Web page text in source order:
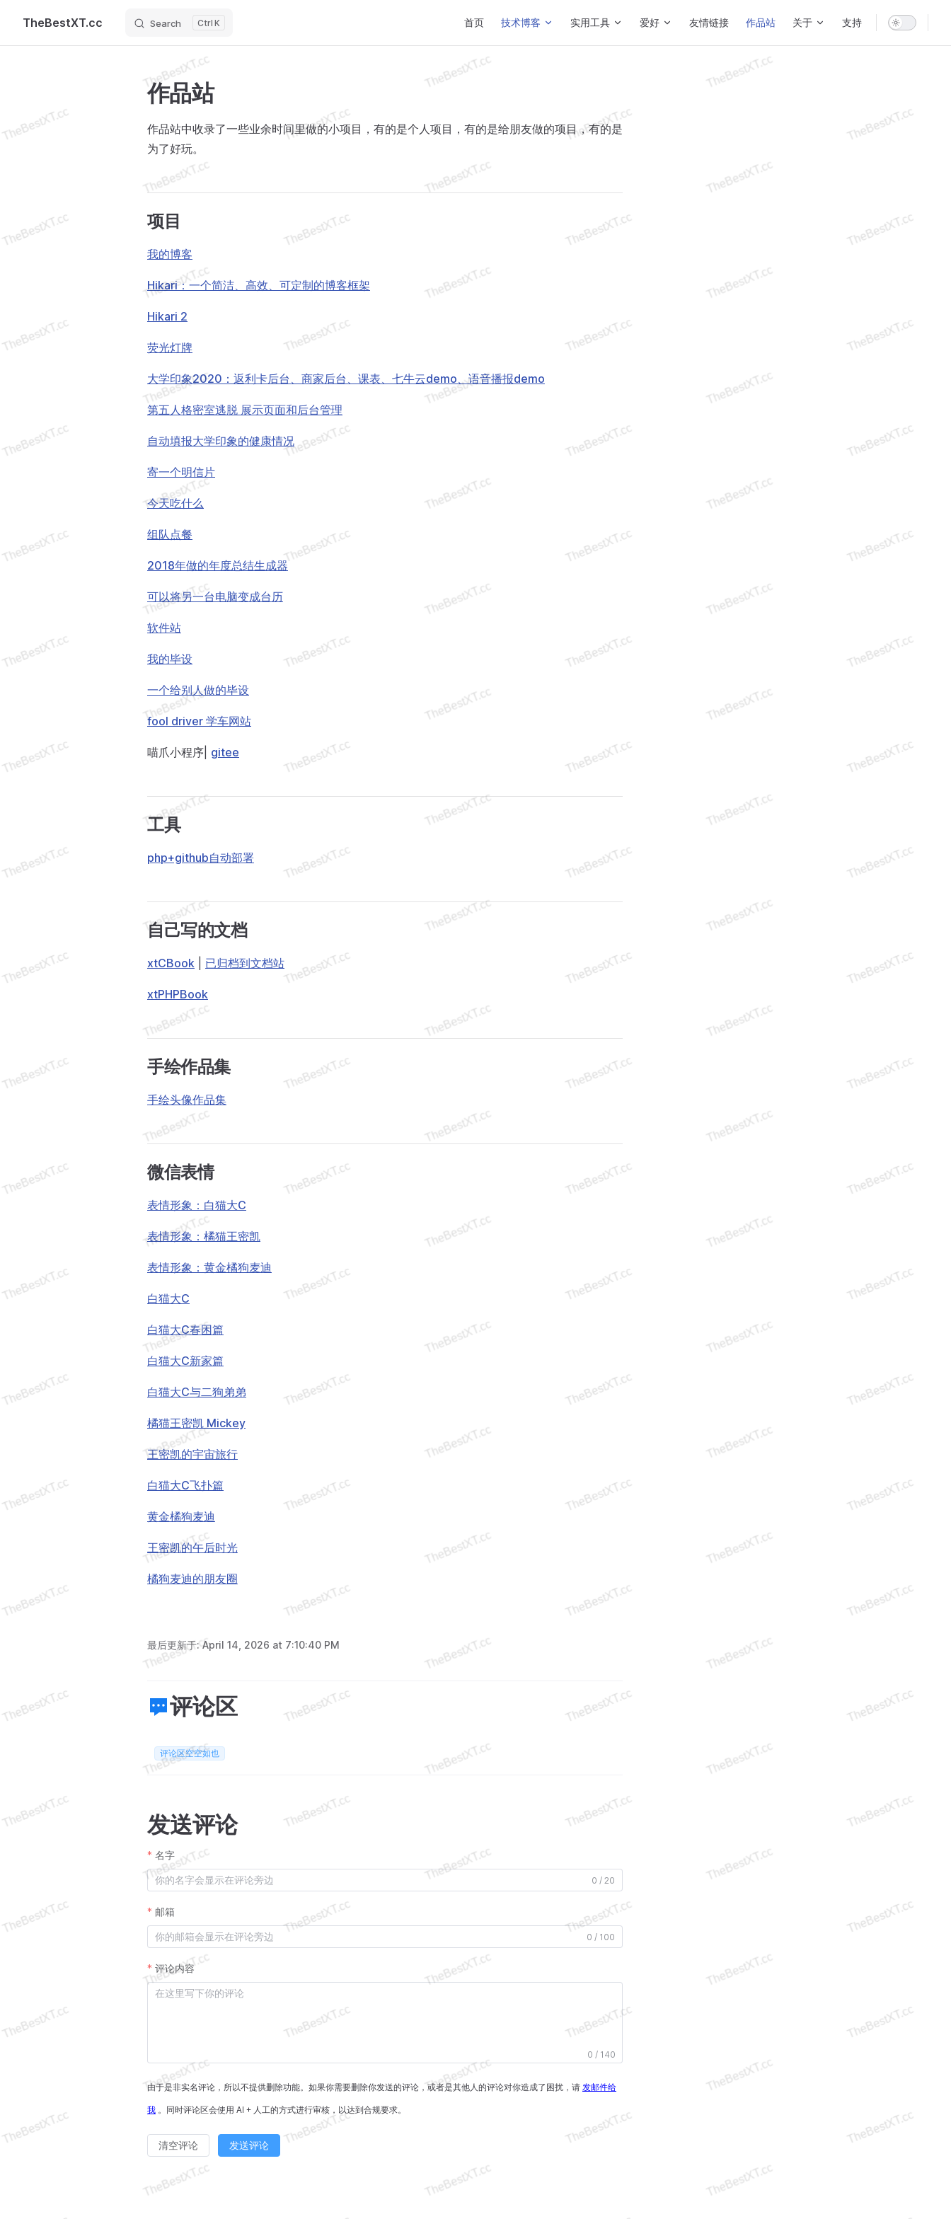
Skip to content
TheBestXT.cc Search K 首页 技术博客 实用工具 爱好 友情链接 作品站 关于 支持
作品站
作品站中收录了一些业余时间里做的小项目，有的是个人项目，有的是给朋友做的项目，有的是
为了好玩。
项目
我的博客
Hikari：一个简洁、高效、可定制的博客框架
Hikari 2
荧光灯牌
大学印象2020：返利卡后台、商家后台、课表、七牛云demo、语音播报demo
第五人格密室逃脱 展示页面和后台管理
自动填报大学印象的健康情况
寄一个明信片
今天吃什么
组队点餐
2018年做的年度总结生成器
可以将另一台电脑变成台历
软件站
我的毕设
一个给别人做的毕设
fool driver 学车网站
喵爪小程序| gitee
工具
php+github自动部署
自己写的文档
xtCBook 已归档到文档站
xtPHPBook
手绘作品集
手绘头像作品集
微信表情
表情形象：白猫大C
表情形象：橘猫王密凯
表情形象：黄金橘狗麦迪
白猫大C
白猫大C春困篇
白猫大C新家篇
白猫大C与二狗弟弟
橘猫王密凯 Mickey
王密凯的宇宙旅行
白猫大C飞扑篇
黄金橘狗麦迪
王密凯的午后时光
橘狗麦迪的朋友圈
最后更新于:April 14, 2026 at 7:10:40 PM
评论区
评论区空空如也
发送评论
名字
0 / 20
邮箱
0 / 100
评论内容
0 / 140
由于是非实名评论，所以不提供删除功能。如果你需要删除你发送的评论，或者是其他人的评论对你造成了困扰，请 发邮件给
我 。同时评论区会使用 AI + 人工的方式进行审核，以达到合规要求。
清空评论 发送评论